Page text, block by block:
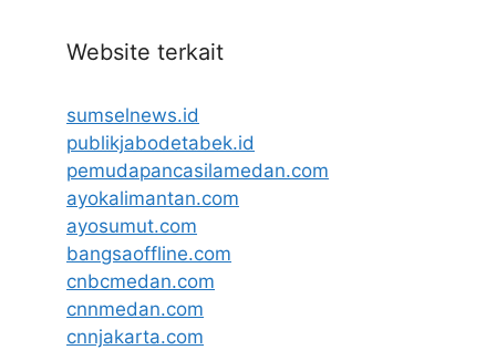
Website terkait
sumselnews.id
publikjabodetabek.id
pemudapancasilamedan.com
ayokalimantan.com
ayosumut.com
bangsaoffline.com
cnbcmedan.com
cnnmedan.com
cnnjakarta.com